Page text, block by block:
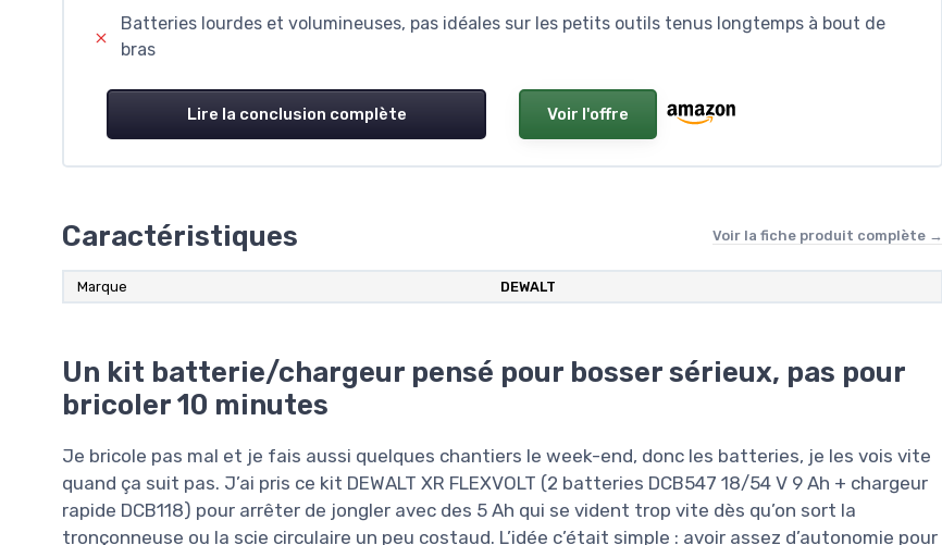
Batteries lourdes et volumineuses, pas idéales sur les petits outils tenus longtemps à bout de
bras
Lire la conclusion complète Voir l'offre
Caractéristiques Voir la fiche produit complète →
Marque DEWALT
Un kit batterie/chargeur pensé pour bosser sérieux, pas pour
bricoler 10 minutes
Je bricole pas mal et je fais aussi quelques chantiers le week-end, donc les batteries, je les vois vite
quand ça suit pas. J’ai pris ce kit DEWALT XR FLEXVOLT (2 batteries DCB547 18/54 V 9 Ah + chargeur
rapide DCB118) pour arrêter de jongler avec des 5 Ah qui se vident trop vite dès qu’on sort la
tronçonneuse ou la scie circulaire un peu costaud. L’idée c’était simple : avoir assez d’autonomie pour